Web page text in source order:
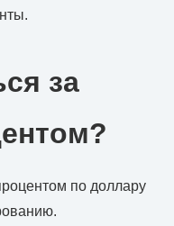
за
по доллару